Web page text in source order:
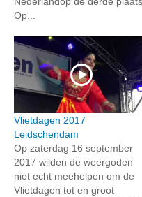
Op...
Vlietdagen 2017
Leidschendam
Op zaterdag 16 september
2017 wilden de weergoden
niet echt meehelpen om de
Vlietdagen tot en groot